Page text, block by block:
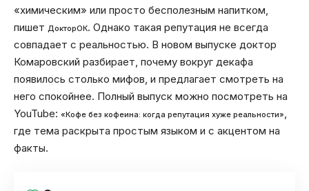
«химическим» или просто бесполезным напитком,
пишет ДокторОК. Однако такая репутация не всегда
совпадает с реальностью. В новом выпуске доктор
Комаровский разбирает, почему вокруг декафа
появилось столько мифов, и предлагает смотреть на
него спокойнее. Полный выпуск можно посмотреть на
YouTube: «Кофе без кофеина: когда репутация хуже реальности»
где тема раскрыта простым языком и с акцентом на
факты.